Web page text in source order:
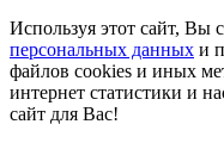
Используя этот сайт, Вы
персональных данных и
файлов cookies и иных
интернет статистики и
сайт для Вас!